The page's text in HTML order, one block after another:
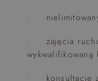
•
• zajęcia
wykwalifikowaną
• konsultacje z